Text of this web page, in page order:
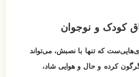
کودک و نوجوان
که تنها با نصبش، می‌تواند
کرده و حال و هوایی شاد،